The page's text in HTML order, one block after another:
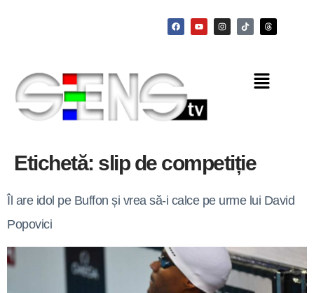
Etichetă: slip de competiție
Îl are idol pe Buffon și vrea să-i calce pe urme lui David
Popovici